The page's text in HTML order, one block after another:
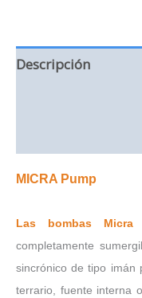
Descripción
MICRA Pump
Las bombas Micra
completamente
sincrónico de tipo imán
terrario, fuente interna